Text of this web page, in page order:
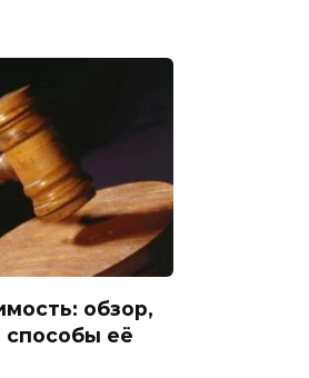
обзор,
способы её